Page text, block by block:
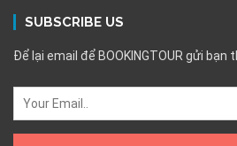
SUBSCRIBE US
Để lại email để BOOKINGTOUR gửi